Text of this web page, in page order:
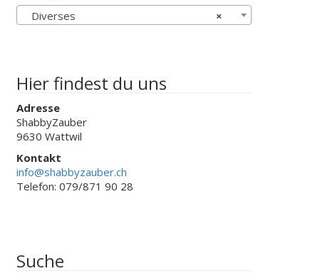
×
Diverses
Hier findest du uns
Adresse
ShabbyZauber
9630 Wattwil
Kontakt
info@shabbyzauber.ch
Telefon: 079/871 90 28
Suche